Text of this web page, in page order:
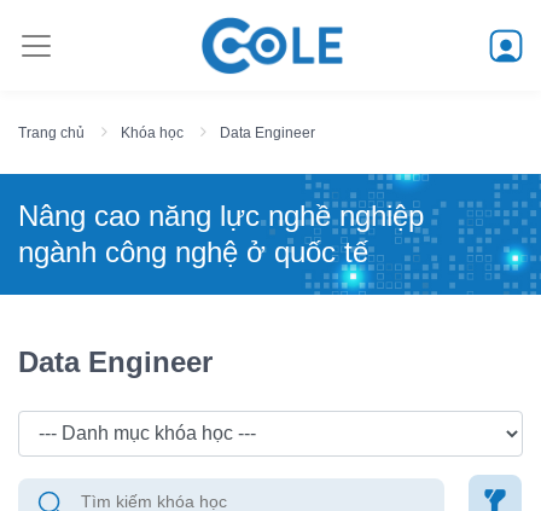
Trang chủ Khóa học Data Engineer
Nâng cao năng lực nghề nghiệp
ngành công nghệ ở quốc tế
Data Engineer